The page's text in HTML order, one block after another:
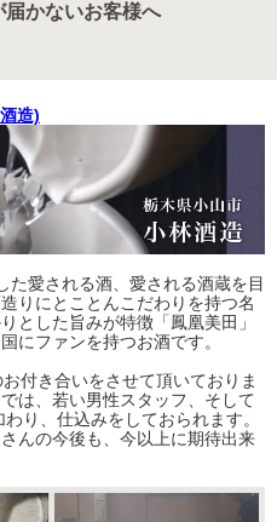
かないお客様へ
造)
た愛される酒、愛される酒蔵を目
りにとことんこだわりを持つ名
とした旨みが特徴「鳳凰美田」
にファンを持つお酒です。
付き合いをさせて頂いておりま
は、若い男性スタッフ、そして
り、仕込みをしておられます。
んの今後も、今以上に期待出来